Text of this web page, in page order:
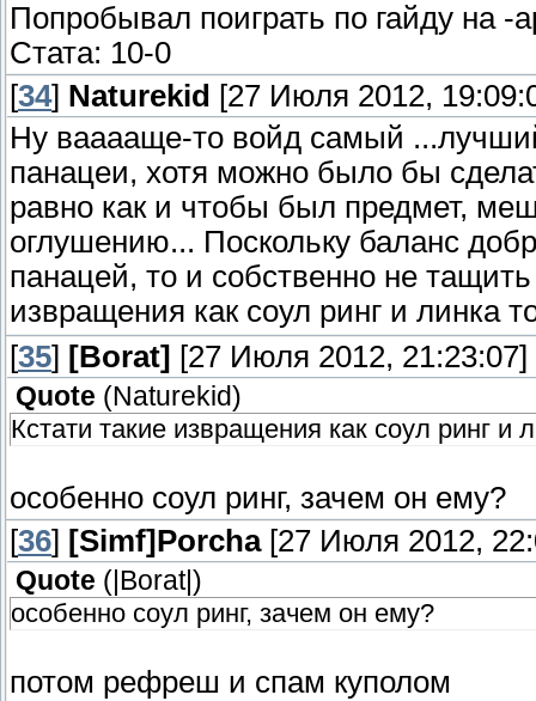
Попробывал поиграть по гайду на -
Стата: 10-0
[34] Naturekid [27 Июля 2012,
Ну вааааще-то войд самый ...лучший
панацеи, хотя можно было бы
равно как и чтобы был предмет,
оглушению... Поскольку баланс
панацей, то и собственно не
извращения как соул ринг и
[35] [Borat] [27 Июля 2012, 21:23:07]
Quote (Naturekid)
Кстати такие извращения как соул ринг
особенно соул ринг, зачем он ему?
[36] [Simf]Porcha[27 Июля 2012,
Quote ( |Borat| )
особенно соул ринг, зачем он ему?
потом рефреш и спам куполом